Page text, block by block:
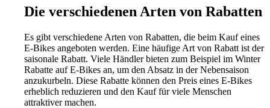
Die verschiedenen Arten von Rabatten
Es gibt verschiedene Arten von Rabatten, die beim Kauf eines
E-Bikes angeboten werden. Eine häufige Art von Rabatt ist der
saisonale Rabatt. Viele Händler bieten zum Beispiel im Winter
Rabatte auf E-Bikes an, um den Absatz in der Nebensaison
anzukurbeln. Diese Rabatte können den Preis eines E-Bikes
erheblich reduzieren und den Kauf für viele Menschen
attraktiver machen.